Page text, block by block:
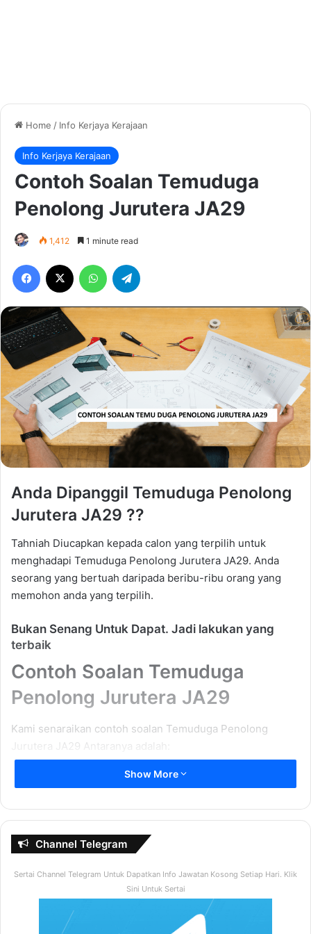
Home / Info Kerjaya Kerajaan
Info Kerjaya Kerajaan
Contoh Soalan Temuduga
Penolong Jurutera JA29
1,412 1 minute read
Facebook WhatsApp
Anda Dipanggil Temuduga Penolong
Jurutera JA29 ??
Tahniah Diucapkan kepada calon yang terpilih untuk
menghadapi Temuduga Penolong Jurutera JA29. Anda
seorang yang bertuah daripada beribu-ribu orang yang
memohon anda yang terpilih.
Bukan Senang Untuk Dapat. Jadi lakukan yang
terbaik
Contoh Soalan Temuduga
Penolong Jurutera JA29
Kami senaraikan contoh soalan Temuduga Penolong
Jurutera JA29 Antaranya adalah:
Perkenalkan diri dan latar belakang secara ringkas ?
Terangkan diskripsi tugas jawatan yang dimohon
anda ?
ini ?
Sekiranya anda dipilih untuk memegang jawatan ini,
apa yang anda boleh sumbangkan ?
Show More
Channel Telegram
Sertai Channel Telegram Untuk Dapatkan Info Jawatan Kosong Setiap Hari. Klik
Sini Untuk Sertai